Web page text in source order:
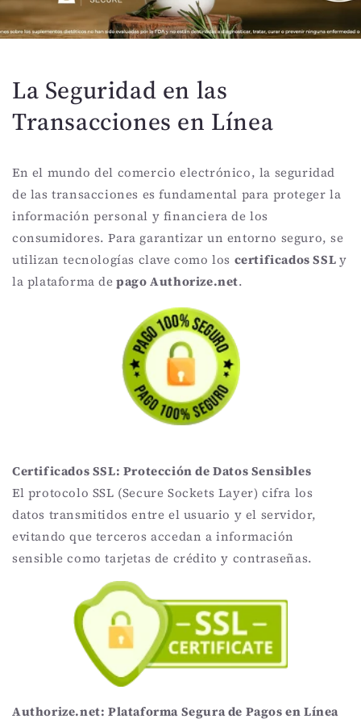
La Seguridad en las
Transacciones en Línea
En el mundo del comercio electrónico, la seguridad
de las transacciones es fundamental para proteger la
información personal y financiera de los
consumidores. Para garantizar un entorno seguro, se
utilizan tecnologías clave como los certificados SSLy
la plataforma depago Authorize.net.
Certificados SSL: Protección de Datos Sensibles
El protocolo SSL (Secure Sockets Layer) cifra los
datos transmitidos entre el usuario y el servidor,
evitando que terceros accedan a información
sensible como tarjetas de crédito y contraseñas.
Authorize.net: Plataforma Segura de Pagos en Línea